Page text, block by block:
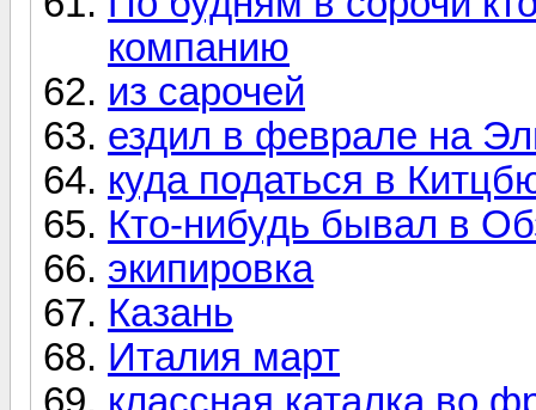
компанию
из сарочей
ездил в феврале на
куда податься в
Кто-нибудь бывал в
экипировка
Казань
Италия март
классная каталка во